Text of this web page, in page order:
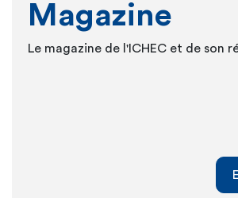
Magazine
Le magazine de l'ICHEC et de son